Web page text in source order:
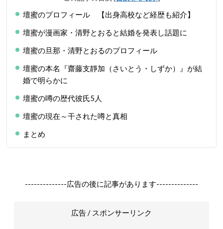
壇蜜のプロフィール 【出身高校など経歴も紹介】
壇蜜が漫画家・清野とおると結婚を発表し話題に
壇蜜の旦那・清野とおるのプロフィール
壇蜜の本名『齋藤支靜加（さいとう・しずか）』が結
婚で明らかに
壇蜜の噂の歴代彼氏5人
壇蜜の現在～干された噂と真相
まとめ
--------------広告の後に記事があります--------------
広告 / スポンサーリンク